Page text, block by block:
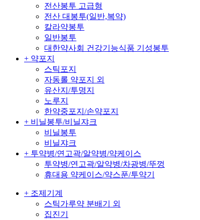
전산봉투 고급형
전산 대봉투(일반,복약)
칼라약봉투
일반봉투
대한약사회 건강기능식품 기성봉투
+ 약포지
스틱포지
자동롤 약포지 외
유산지/투명지
노루지
한약중포지/손약포지
+ 비닐봉투/비닐쟈크
비닐봉투
비닐쟈크
+ 투약병/연고곽/알약병/약케이스
투약병/연고곽/알약병/차광병/뚜껑
휴대용 약케이스/약스푼/투약기
+ 조제기계
스틱가루약 분배기 외
집진기